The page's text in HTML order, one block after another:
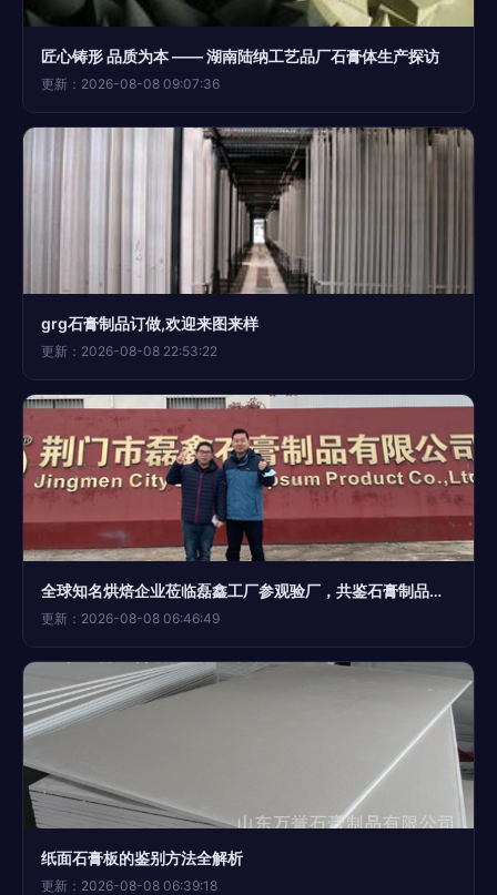
匠心铸形 品质为本 —— 湖南陆纳工艺品厂石膏体生产探访
更新：2026-08-08 09:07:36
grg石膏制品订做,欢迎来图来样
更新：2026-08-08 22:53:22
全球知名烘焙企业莅临磊鑫工厂参观验厂，共鉴石膏制品高品质之路
更新：2026-08-08 06:46:49
纸面石膏板的鉴别方法全解析
更新：2026-08-08 06:39:18